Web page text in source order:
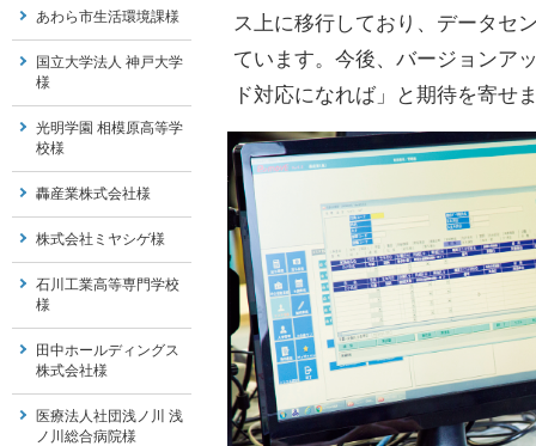
ス上に移行しており、データセ
ています。今後、バージョンア
ド対応になれば」と期待を寄せ
あわら市生活環境課様
国立大学法人 神戸大学
様
光明学園 相模原高等学
校様
轟産業株式会社様
株式会社ミヤシゲ様
石川工業高等専門学校
様
田中ホールディングス
株式会社様
医療法人社団浅ノ川 浅
ノ川総合病院様